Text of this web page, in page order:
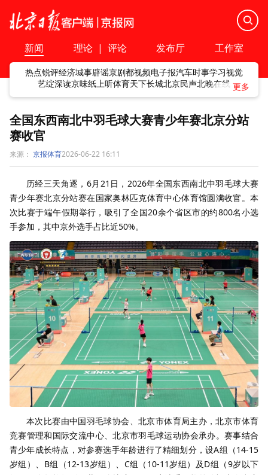
新闻 理论 | 评论 发布厅 工作室
热点锐评经济城事辟谣京剧都视频电子报汽车时事学习视觉
艺绽深读京味纸上听体育天下长城北京民声北晚在线
全国东西南北中羽毛球大赛青少年赛北京分站
赛收官
来源： 京报体育2026-06-22 16:11
历经三天角逐， 6月 21 日， 2026年全国东西南北中羽毛球大赛
青少年赛北京分站赛在国家奥林匹克体育中心体育馆圆满收官。本
次比赛于端午假期举行，吸引了全国20余个省区市的约800名小选
手参加，其中京外选手占比近50%。
本次比赛由中国羽毛球协会、北京市体育局主办，北京市体育
竞赛管理和国际交流中心、北京市羽毛球运动协会承办。赛事结合
青少年成长特点，对参赛选手年龄进行了精细划分，设A组（14-15
岁组）、 B组（12-13岁组）、 C组（ 10-11岁组）及D组（9岁以下